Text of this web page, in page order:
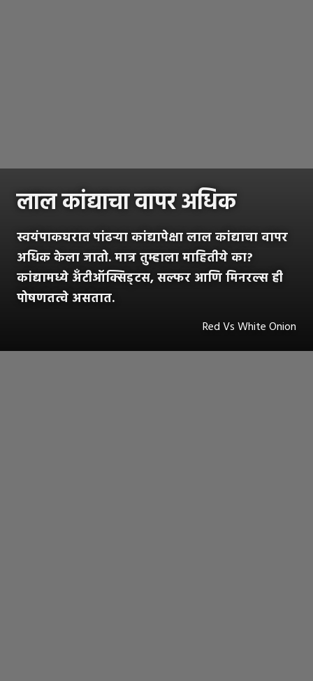
लाल कांद्याचा वापर अधिक
स्वयंपाकघरातपांढऱ्या कांद्यापेक्षा लाल कांद्याचा वापर
अधिक केला जातो. मात्र तुम्हाला माहितीये का?
कांद्यामध्ये अँटीऑक्सिड्टस, सल्फर आणि मिनरल्स ही
पोषणतत्वे असतात.
Red Vs White Onion